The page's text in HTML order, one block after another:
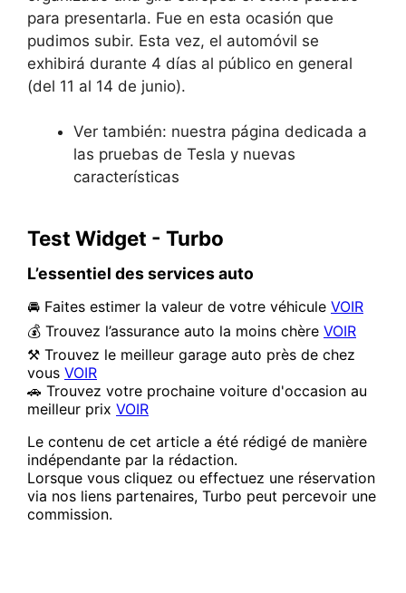
para presentarla. Fue en esta ocasión que
pudimos subir. Esta vez, el automóvil se
exhibirá durante 4 días al público en general
(del 11 al 14 de junio).
Ver también: nuestra página dedicada a
las pruebas de Tesla y nuevas
características